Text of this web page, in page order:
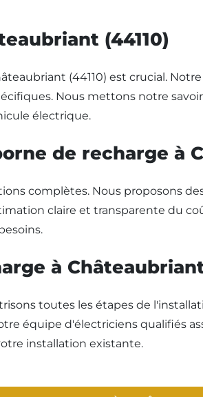
(44110)
(44110) est crucial.
Nous mettons notre
électrique.
de recharge à
complètes. Nous proposons
claire et transparente du
à Châteaubriant
toutes les étapes de
équipe d'électriciens qualifiés
installation existante.